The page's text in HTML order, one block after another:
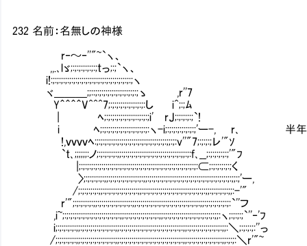
232 名前：名無しの神様
r‐～‐''"~`ヽ、
,,.､lゞ;:;:;:;:;:;:;tっ;:;`ヽ、
i!:;:;:;:;:;:;:;:;:;:;:;:;:;:;:;:;:;:;:;:;ヽ
ヾ＿＿＿;;::;:;:;:;:;:;:;:;:;:;:;ゝ ,r''7
Y＾＾＾＾V^^^7;:;:;:;:;:;:;:;:;:し i^;:;ﾑ
| ﾍ;:;:;:;:;:;:;:;::;:;:;i' rJ;:;:;:;:;`!
i ﾍ;:;:;:;:;:;:;:;:;:;:;:;:ヽ-i;:;:;:;:;:;:;:;'ー-, r､ 半年ROM
!,ｖｖｖｖﾍ:;:;:;:;:;:;:;:;:;:;:;:;:;:;:;:;:;:;;:;:v''"7;:;:;:;レ'"ｿ
`t､;;;;;;:ノ;:;:;:;:;:;;:;:;:;:;:;:;:;:;:;:;:;:;:;:;:;;:;:f､__;:;:;:;:;:;'"ﾌ
|;:;:;:;:;:;:;:;:;:;:;:;:;:;:;:;:;:;:;:;:;:;:;:;:;:;:;:;:;:⊂;:;:;:;:;:;く
〉;:;:;:;:;:;;:;:;:;:;:;:;:;:;:;;:;:;:;:;:;:;:;:;:;:;:;:;:;:;:;:;:;:;:;:;:;;:;'ー,
/;:;:;:;:;:;;:;:;:;:;:;:;:;:;:;;:;:;:;:;:;:;:;:;:;:;:;:;:;:;:;:;;:;:;:;:;:;;:-'"
r'";:;:;:;:;:;;:;:;:;:;:;:;:;:;:;;:;:;:;:;:;:;:;:;:;:;:;:;:;:;:;:;;:;:;:;:;:;:;:`''フ
,i~;:;:;:;:;:;:;:;:;:;:;:;:;:;:;;:;:;:;:;:;:;:;:;:;;:;:;:;:;:;:;:;:;:;:;:;:;:;;:ヽ;:;:;:;`''‐'ﾌ
i;:;:;:;:;:;;:;:;:;:;:;:;:;:;:;;:;:;:;:;:;:;:;:;:;:;:;:;:;:;:;:;;:;:;:;:;:;:;:;:;:;;:＼;:;:;:;:''っ
/;:;:;:;:;:;;:;:;:;:;:;:;:;:;:;;:;:;:;:;:;:;:;:;:;:;:;:;:;:;:;:;;:;:;:;:;:;:;:;:;:;;:;:;:＼r'"~